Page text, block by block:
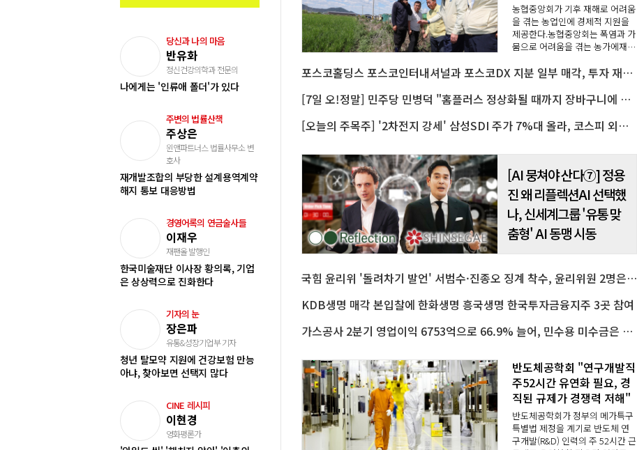
당신과 나의 마음
반유화
정신건강의학과 전문의
나에게는 '인류애 폴더'가 있다
주변의 법률산책
주상은
윈앤파트너스 법률사무소 변
호사
재개발조합의 부당한 설계용역계약
해지 통보 대응방법
경영어록의 연금술사들
이재우
재팬올 발행인
한국미술재단 이사장 황의록, 기업
은 상상력으로 진화한다
기자의 눈
장은파
유통&성장기업부 기자
청년 탈모약 지원에 건강보험 만능
아냐, 찾아보면 선택지 많다
CINE 레시피
이현경
영화평론가
농협중앙회가 기후 재해로 어려움
을 겪는 농업인에 경제적 지원을
제공한다.농협중앙회는 폭염과 가
뭄으로 어려움을 겪는 농가에재해
범농협 차원의 종합 지원대책을
추진한다고 7일 밝혔다.강호동 농
협중앙회장은 이날..
포스코홀딩스 포스코인터내셔널과 포스코DX 지분 일부 매각, 투자 재원 2조5천억 확보
[7일 오!정말] 민주당 민병덕 "홈플러스 정상화될 때까지 장바구니에 홈플러스 담아달라"
[오늘의 주목주] '2차전지 강세' 삼성SDI 주가 7%대 올라, 코스피 외국인 매도세에 6250선 약보합 마감
[AI 뭉쳐야 산다⑦] 정용
진 왜 리플렉션AI 선택했
나, 신세계그룹 '유통 맞
춤형' AI 동맹 시동
국힘 윤리위 '돌려차기 발언' 서범수·진종오 징계 착수, 윤리위원 2명은 사퇴
KDB생명 매각 본입찰에 한화생명 흥국생명 한국투자금융지주 3곳 참여
가스공사 2분기 영업이익 6753억으로 66.9% 늘어, 민수용 미수금은 13.5조
반도체공학회 "연구개발직
주52시간 유연화 필요, 경
직된 규제가 경쟁력 저해"
반도체공학회가 정부의 메가특구
특별법 제정을 계기로 반도체 연
구개발(R&D) 인력의 주 52시간 근